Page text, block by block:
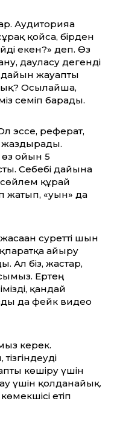
Аудиторияға
қойса, бірден
екен?» деп. Өз
дауласу дегенді
жауапты
Осылайша,
семіп барады.
эссе, реферат,
жаздырады.
өз ойын 5
Себебі дайынға
құрай
жатып, «уын» да
суретті шын
айыру
Ал біз, жастар,
Ертең
қандай
да фейк видео
керек.
көшіру үшін
үшін қолданайық.
етіп